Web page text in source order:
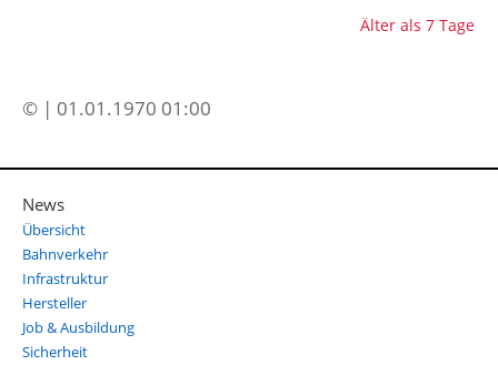
Älter als 7 Tage
© | 01.01.1970 01:00
News
Übersicht
Bahnverkehr
Infrastruktur
Hersteller
Job & Ausbildung
Sicherheit